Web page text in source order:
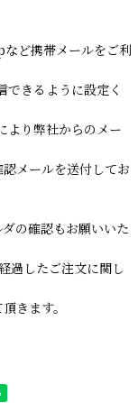
ど携帯メールをご利
できるように設定く
より弊社からのメー
メールを送付してお
の確認もお願いいた
過したご注文に関し
きます。